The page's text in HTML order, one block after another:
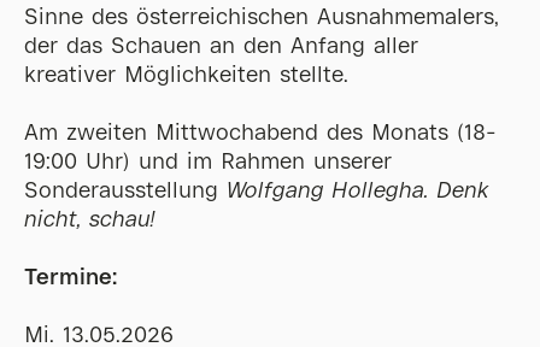
Sinne des österreichischen Ausnahmemalers,
der das Schauen an den Anfang aller
kreativer Möglichkeiten stellte.
Am zweiten Mittwochabend des Monats (18-
19:00 Uhr) und im Rahmen unserer
Sonderausstellung Wolfgang Hollegha. Denk
nicht, schau!
Termine:
Mi. 13.05.2026